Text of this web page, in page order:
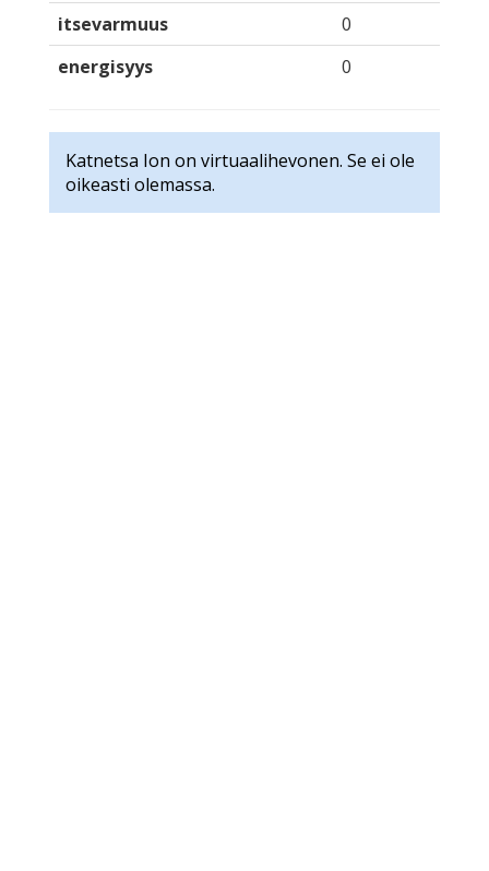
itsevarmuus
0
energisyys
0
Katnetsa Ion on virtuaalihevonen. Se ei ole
oikeasti olemassa.